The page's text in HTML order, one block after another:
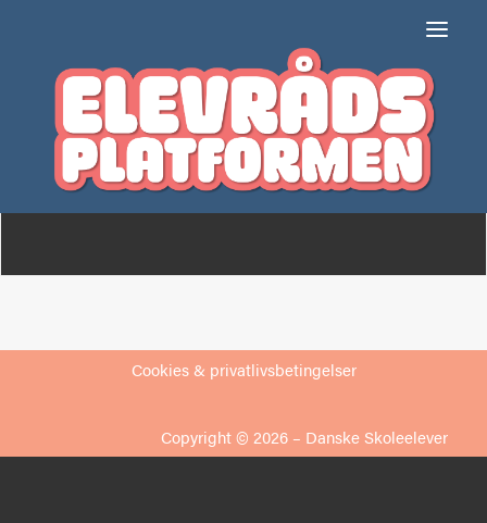
Lillevang Skole
Medlemmer
Cookies & privatlivsbetingelser
Copyright © 2026 – Danske Skoleelever